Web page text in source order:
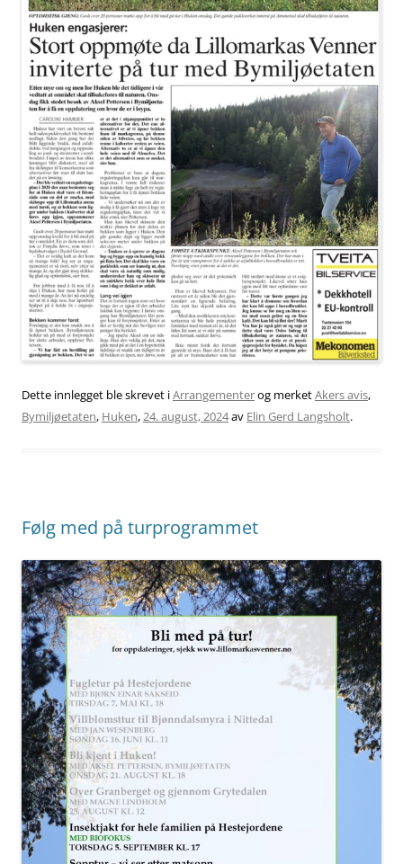
Dette innlegget ble skrevet iArrangementerog merketAkers avis,
Bymiljøetaten, Huken,24. august, 2024av Elin Gerd Langsholt.
Følg med på turprogrammet